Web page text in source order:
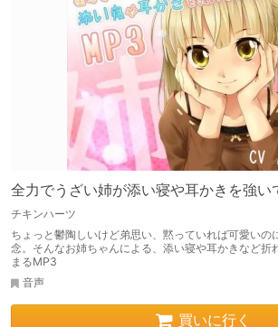
全力でうざい姉が添い寝や耳かきを強い
チキンハーツ
ちょっと鬱陶しいけど弟思い、黙っていれば可愛いの
念。そんなお姉ちゃんによる、添い寝や耳かきなど折
まるMP3
音声
買いに行く